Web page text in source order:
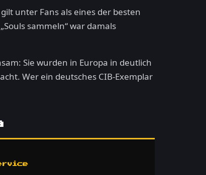
unter Fans als eines der besten
sammeln“ war damals
Sie wurden in Europa in deutlich
Wer ein deutsches CIB-Exemplar